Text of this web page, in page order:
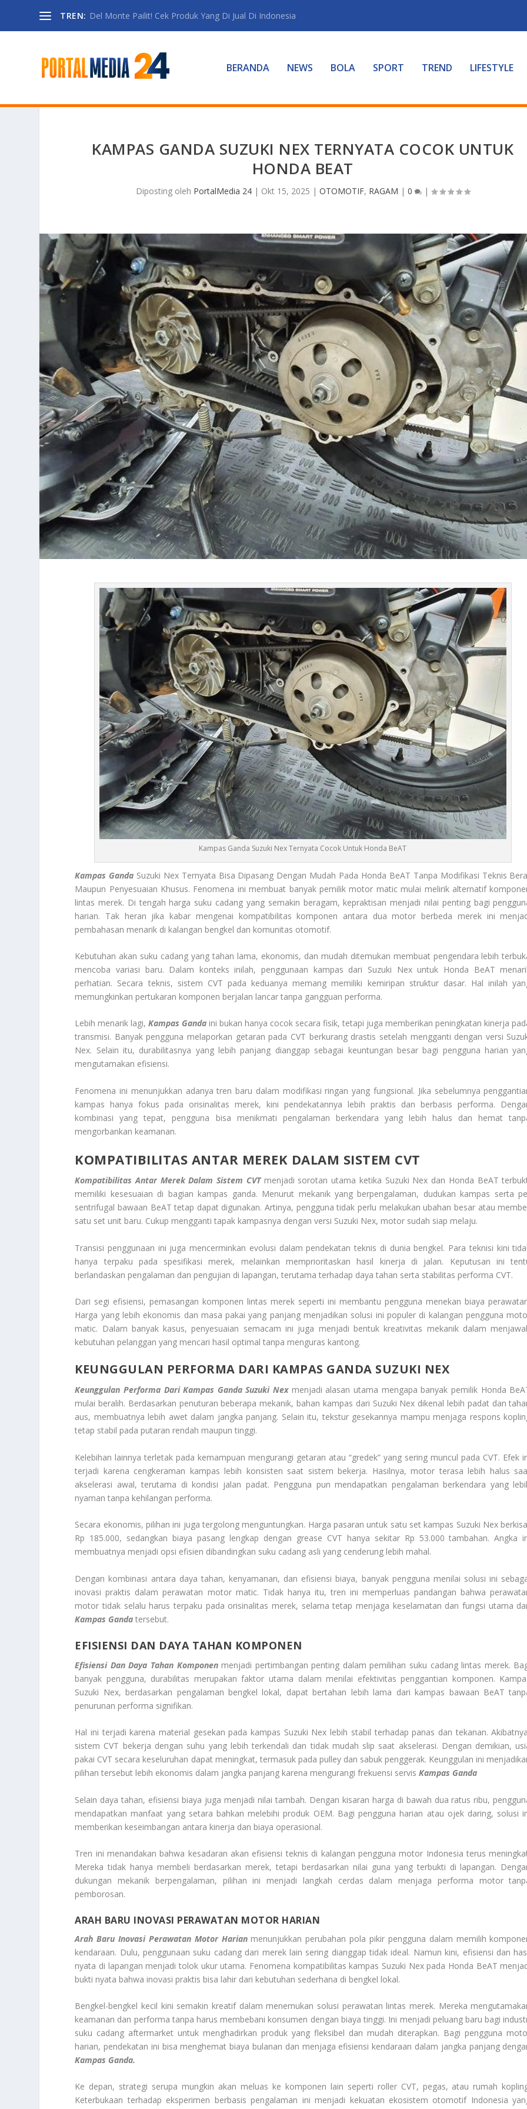
TREN: Del Monte Pailit! Cek Produk Yang Di Jual Di Indonesia
BERANDA NEWS BOLA SPORT TREND LIFESTYLE
KAMPAS GANDA SUZUKI NEX TERNYATA COCOK UNTUK
HONDA BEAT
Diposting oleh PortalMedia 24| Okt 15, 2025 | OTOMOTIF, RAGAM | 0 |
Kampas Ganda Suzuki Nex Ternyata Cocok Untuk Honda BeAT
Kampas Ganda Suzuki Nex Ternyata Bisa Dipasang Dengan Mudah Pada Honda BeAT Tanpa Modifikasi Teknis
Maupun Penyesuaian Khusus. Fenomena ini membuat banyak pemilik motor matic mulai melirik alternatif
lintas merek. Di tengah harga suku cadang yang semakin beragam, kepraktisan menjadi nilai penting bagi
harian. Tak heran jika kabar mengenai kompatibilitas komponen antara dua motor berbeda merek ini
pembahasan menarik di kalangan bengkel dan komunitas otomotif.
Kebutuhan akan suku cadang yang tahan lama, ekonomis, dan mudah ditemukan membuat pengendara lebih
mencoba variasi baru. Dalam konteks inilah, penggunaan kampas dari Suzuki Nex untuk Honda BeAT
perhatian. Secara teknis, sistem CVT pada keduanya memang memiliki kemiripan struktur dasar. Hal inilah
memungkinkan pertukaran komponen berjalan lancar tanpa gangguan performa.
Lebih menarik lagi,Kampas Ganda ini bukan hanya cocok secara fisik, tetapi juga memberikan peningkatan kinerja
transmisi. Banyak pengguna melaporkan getaran pada CVT berkurang drastis setelah mengganti dengan versi
Nex. Selain itu, durabilitasnya yang lebih panjang dianggap sebagai keuntungan besar bagi pengguna harian
mengutamakan efisiensi.
Fenomena ini menunjukkan adanya tren baru dalam modifikasi ringan yang fungsional. Jika sebelumnya
kampas hanya fokus pada orisinalitas merek, kini pendekatannya lebih praktis dan berbasis performa.
kombinasi yang tepat, pengguna bisa menikmati pengalaman berkendara yang lebih halus dan hemat
mengorbankan keamanan.
KOMPATIBILITAS ANTAR MEREK DALAM SISTEM CVT
Kompatibilitas Antar Merek Dalam Sistem CVTmenjadi sorotan utama ketika Suzuki Nex dan Honda BeAT
memiliki kesesuaian di bagian kampas ganda. Menurut mekanik yang berpengalaman, dudukan kampas serta
sentrifugal bawaan BeAT tetap dapat digunakan. Artinya, pengguna tidak perlu melakukan ubahan besar atau
satu set unit baru. Cukup mengganti tapak kampasnya dengan versi Suzuki Nex, motor sudah siap melaju.
Transisi penggunaan ini juga mencerminkan evolusi dalam pendekatan teknis di dunia bengkel. Para teknisi kini
hanya terpaku pada spesifikasi merek, melainkan memprioritaskan hasil kinerja di jalan. Keputusan ini
berlandaskan pengalaman dan pengujian di lapangan, terutama terhadap daya tahan serta stabilitas performa CVT.
Dari segi efisiensi, pemasangan komponen lintas merek seperti ini membantu pengguna menekan biaya
Harga yang lebih ekonomis dan masa pakai yang panjang menjadikan solusi ini populer di kalangan pengguna
matic. Dalam banyak kasus, penyesuaian semacam ini juga menjadi bentuk kreativitas mekanik dalam
kebutuhan pelanggan yang mencari hasil optimal tanpa menguras kantong.
KEUNGGULAN PERFORMA DARI KAMPAS GANDA SUZUKI NEX
Keunggulan Performa Dari Kampas Ganda Suzuki Nexmenjadi alasan utama mengapa banyak pemilik Honda
mulai beralih. Berdasarkan penuturan beberapa mekanik, bahan kampas dari Suzuki Nex dikenal lebih padat dan
aus, membuatnya lebih awet dalam jangka panjang. Selain itu, tekstur gesekannya mampu menjaga respons
tetap stabil pada putaran rendah maupun tinggi.
Kelebihan lainnya terletak pada kemampuan mengurangi getaran atau “gredek” yang sering muncul pada CVT. Efek
terjadi karena cengkeraman kampas lebih konsisten saat sistem bekerja. Hasilnya, motor terasa lebih halus
akselerasi awal, terutama di kondisi jalan padat. Pengguna pun mendapatkan pengalaman berkendara yang
nyaman tanpa kehilangan performa.
Secara ekonomis, pilihan ini juga tergolong menguntungkan. Harga pasaran untuk satu set kampas Suzuki Nex
Rp 185.000, sedangkan biaya pasang lengkap dengan grease CVT hanya sekitar Rp 53.000 tambahan. Angka
membuatnya menjadi opsi efisien dibandingkan suku cadang asli yang cenderung lebih mahal.
Dengan kombinasi antara daya tahan, kenyamanan, dan efisiensi biaya, banyak pengguna menilai solusi ini
inovasi praktis dalam perawatan motor matic. Tidak hanya itu, tren ini memperluas pandangan bahwa
motor tidak selalu harus terpaku pada orisinalitas merek, selama tetap menjaga keselamatan dan fungsi utama
Kampas Ganda tersebut.
EFISIENSI DAN DAYA TAHAN KOMPONEN
Efisiensi Dan Daya Tahan Komponenmenjadi pertimbangan penting dalam pemilihan suku cadang lintas merek.
banyak pengguna, durabilitas merupakan faktor utama dalam menilai efektivitas penggantian komponen.
Suzuki Nex, berdasarkan pengalaman bengkel lokal, dapat bertahan lebih lama dari kampas bawaan BeAT
penurunan performa signifikan.
Hal ini terjadi karena material gesekan pada kampas Suzuki Nex lebih stabil terhadap panas dan tekanan.
sistem CVT bekerja dengan suhu yang lebih terkendali dan tidak mudah slip saat akselerasi. Dengan demikian,
pakai CVT secara keseluruhan dapat meningkat, termasuk pada pulley dan sabuk penggerak. Keunggulan ini
pilihan tersebut lebih ekonomis dalam jangka panjang karena mengurangi frekuensi servisKampas Ganda
Selain daya tahan, efisiensi biaya juga menjadi nilai tambah. Dengan kisaran harga di bawah dua ratus ribu,
mendapatkan manfaat yang setara bahkan melebihi produk OEM. Bagi pengguna harian atau ojek daring, solusi
memberikan keseimbangan antara kinerja dan biaya operasional.
Tren ini menandakan bahwa kesadaran akan efisiensi teknis di kalangan pengguna motor Indonesia terus
Mereka tidak hanya membeli berdasarkan merek, tetapi berdasarkan nilai guna yang terbukti di lapangan.
dukungan mekanik berpengalaman, pilihan ini menjadi langkah cerdas dalam menjaga performa motor
pemborosan.
ARAH BARU INOVASI PERAWATAN MOTOR HARIAN
Arah Baru Inovasi Perawatan Motor Harianmenunjukkan perubahan pola pikir pengguna dalam memilih
kendaraan. Dulu, penggunaan suku cadang dari merek lain sering dianggap tidak ideal. Namun kini, efisiensi dan
nyata di lapangan menjadi tolok ukur utama. Fenomena kompatibilitas kampas Suzuki Nex pada Honda BeAT
bukti nyata bahwa inovasi praktis bisa lahir dari kebutuhan sederhana di bengkel lokal.
Bengkel-bengkel kecil kini semakin kreatif dalam menemukan solusi perawatan lintas merek. Mereka
keamanan dan performa tanpa harus membebani konsumen dengan biaya tinggi. Ini menjadi peluang baru bagi
suku cadang aftermarket untuk menghadirkan produk yang fleksibel dan mudah diterapkan. Bagi pengguna
harian, pendekatan ini bisa menghemat biaya bulanan dan menjaga efisiensi kendaraan dalam jangka panjang
Kampas Ganda.
Ke depan, strategi serupa mungkin akan meluas ke komponen lain seperti roller CVT, pegas, atau rumah
Keterbukaan terhadap eksperimen berbasis pengalaman ini menjadi kekuatan ekosistem otomotif Indonesia